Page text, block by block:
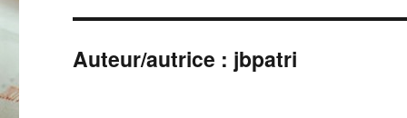
Auteur/autrice : jbpatri